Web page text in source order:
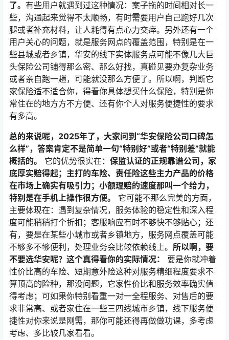
了。 有些用户就遇到过这种情况：案子拖的时间相对长一
些，沟通起来觉得不太顺畅，有时需要用户自己跑好几次
腿或者补充材料，让人耗得有点心力交瘁。另外还有一个
用户关心的问题，就是服务网点的覆盖范围，特别是在一
些县城或者乡镇，华安的线下实体服务点可能不像几大巨
头保险公司铺得那么密、那么好找，真碰见要办复杂业务
或者亲自跑一趟，可能就没那么方便了。所以啊，判断它
家保险适不适合你，得看你具体想买什么保险，特别是你
常住在的地方方不方便、还有你个人对服务便捷性的要求
有多高。
总的来说呢，2025年了，大家问到“华安保险公司口碑怎
么样”，答案肯定不是简单一句“特别好”或者“特别差”就能
概括的。
它的优势很实在： 保监认证的正规靠谱公司，家
底厚实赔得起；主打的车险、责任险这些主力产品的价格
在市场上确实有吸引力；小额理赔的速度那叫一个给力，
特别是在手机上操作很方便。
它可能不那么完美的方面，
主要体现在：遇到复杂情况，服务体验的稳定性和深入程
度可能稍稍打个折扣；客服响应有时不够快不够贴心；还
有，要是在某些小城市或者乡镇地方，服务网点覆盖可能
不够多不够便利，处理业务会比较依赖线上。 所以啊，要
不要选华安呢？这个真得看你的实际情况：
要是你就冲着
性价比高的车险、短期意外险这种对服务精细程度要求不
算顶高的险种，那没问题，它家性价比和服务效率确实值
得考虑；可如果你特别看重一对一全程服务、对售后的要
求非常高、或者家住在一些三四线城市乡镇，线下服务便
捷性对你来说是刚需，那你可能还得再做做功课，多考虑
考虑、多比较几家看看。